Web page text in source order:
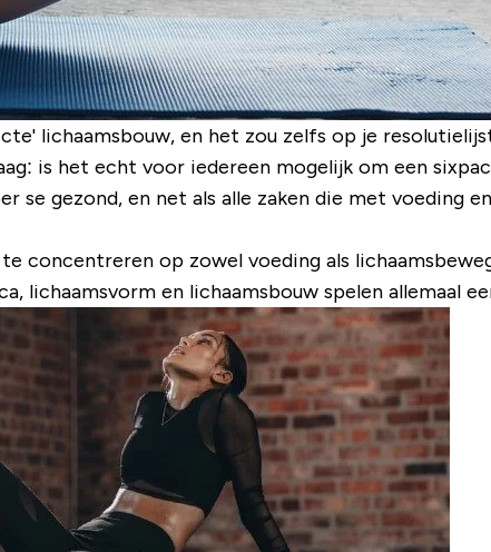
lichaamsbouw, en het zou zelfs op je
is het echt voor iedereen mogelijk om een
se gezond, en net als alle zaken die met voeding
concentreren op zowel voeding als
lichaamsvorm en lichaamsbouw spelen allemaal